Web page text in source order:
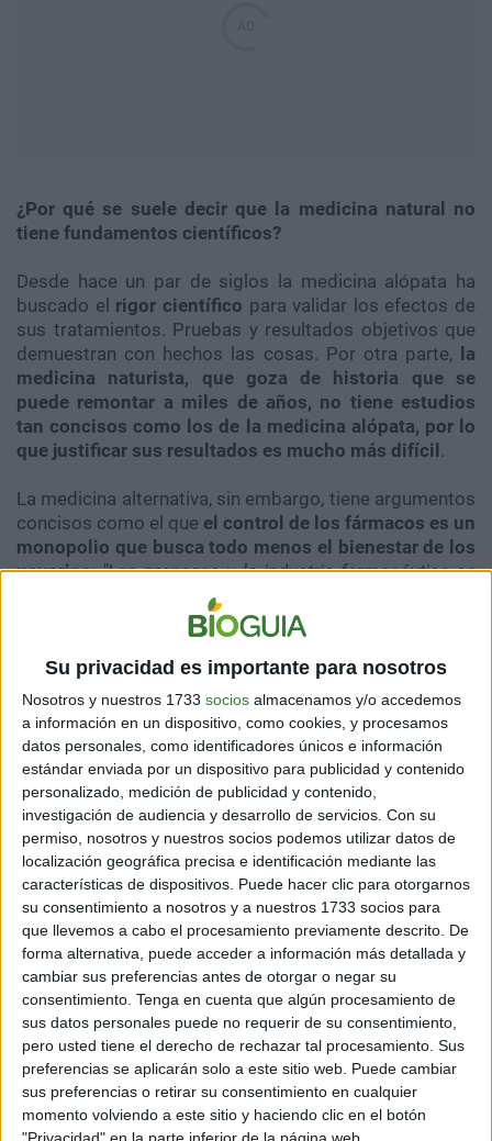
Su privacidad es importante para nosotros
Nosotros y nuestros 1733 socios almacenamos y/o accedemos
a información en un dispositivo, como cookies, y procesamos
datos personales, como identificadores únicos e información
estándar enviada por un dispositivo para publicidad y contenido
personalizado, medición de publicidad y contenido,
investigación de audiencia y desarrollo de servicios. Con su
permiso, nosotros y nuestros socios podemos utilizar datos de
localización geográfica precisa e identificación mediante las
características de dispositivos. Puede hacer clic para otorgarnos
su consentimiento a nosotros y a nuestros 1733 socios para
que llevemos a cabo el procesamiento previamente descrito. De
forma alternativa, puede acceder a información más detallada y
cambiar sus preferencias antes de otorgar o negar su
consentimiento. Tenga en cuenta que algún procesamiento de
sus datos personales puede no requerir de su consentimiento,
pero usted tiene el derecho de rechazar tal procesamiento. Sus
preferencias se aplicarán solo a este sitio web. Puede cambiar
sus preferencias o retirar su consentimiento en cualquier
momento volviendo a este sitio y haciendo clic en el botón
¿Por qué se suele decir que la medicina natural no
tiene fundamentos científicos?
Desde hace un par de siglos la medicina alópata ha
buscado el rigor científico para validar los efectos de
sus tratamientos. Pruebas y resultados objetivos que
demuestran con hechos las cosas. Por otra parte,la
medicina naturista, que goza de historia que se
puede remontar a miles de años, no tiene estudios
tan concisos como los de la medicina alópata, por lo
que justificar sus resultados es mucho más difícil .
La medicina alternativa, sin embargo, tiene argumentos
concisos como el que el control de los fármacos es un
monopolio que busca todo menos el bienestar de los
usuarios:"Las prepagas y la industria farmacéutica se
han adueñado de la rentabilidad del trabajo médico. Sus
normas son empresariales y no basadas en el bien de
los pacientes, sino en el beneficio de la empresa"
Las palabras anteriores vienen del libro“Sana sana, la
industria de la enfermedad”, en el que se presentan y
responden los ataques de la medicina alópata contra la
naturista, sobre todo la homeopática.Parece que se